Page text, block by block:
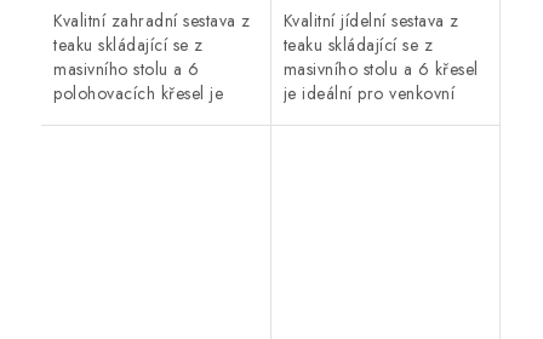
Kvalitní zahradní sestava z
teaku skládající se z
masivního stolu a 6
polohovacích křesel je
Kvalitní jídelní sestava z
teaku skládající se z
masivního stolu a 6 křesel
je ideální pro venkovní